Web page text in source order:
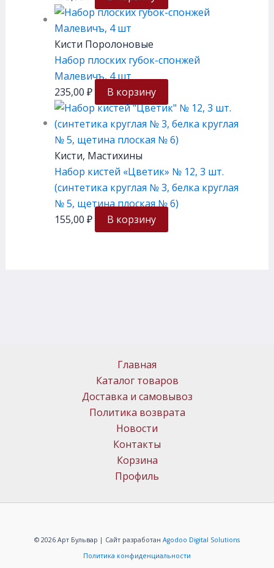
Кисти Поролоновые
Набор плоских губок-спонжей
Малевичъ, 4 шт
235,00 ₽ В корзину
Кисти, Мастихины
Набор кистей «Цветик» № 12, 3 шт.
(синтетика круглая № 3, белка круглая
№ 5, щетина плоская № 6)
155,00 ₽ В корзину
Главная
Каталог товаров
Доставка и самовывоз
Политика возврата
Новости
Контакты
Корзина
Профиль
© 2026 Арт Бульвар | Сайт разработан Agodoo Digital Solutions
Политика конфиденциальности